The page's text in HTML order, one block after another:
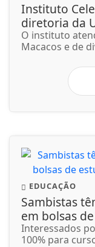
Instituto
diretoria da
O instituto
Macacos e de
EDUCAÇÃO
Sambistas
em bolsas
Interessados
100% para